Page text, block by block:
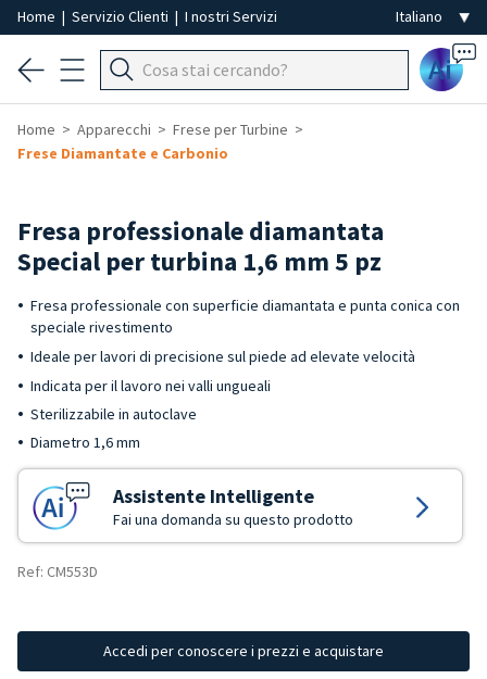
Home | Servizio Clienti | I nostri Servizi
Ai
Home Apparecchi
Frese per Turbine
Frese Diamantate e Carbonio
Fresa professionale diamantata
Special per turbina 1,6 mm 5 pz
Fresa professionale con superficie diamantata e punta conica con
speciale rivestimento
Ideale per lavori di precisione sul piede ad elevate velocità
Indicata per il lavoro nei valli ungueali
Sterilizzabile in autoclave
Diametro 1,6 mm
Assistente Intelligente
Fai una domanda su questo prodotto
Ref: CM553D
Accedi per conoscere i prezzi e acquistare